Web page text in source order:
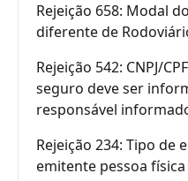
Rejeição 658: Modal
diferente de
Rejeição 542: CNPJ/
seguro deve ser
responsável
Rejeição 234: Tipo de
emitente pessoa física